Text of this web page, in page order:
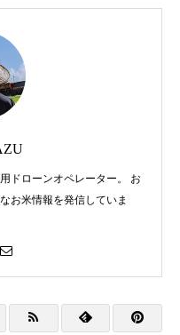
2018.11.20
ドローンオペレーター。 お
お米情報を発信していま